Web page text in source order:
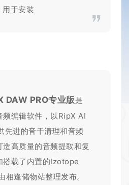
于安装
DAW PRO专业版是
频编辑软件，以RipX AI
先进的音干清理和音频
高质量的音频提取和复
搭载了内置的Izotope
相逢储物站整理发布。